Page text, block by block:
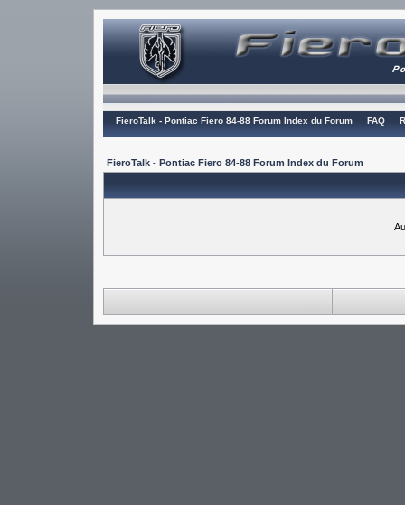
FieroTalk - Pontiac Fiero 84-88 Forum Index du Forum FAQ
FieroTalk - Pontiac Fiero 84-88 Forum Index du Forum